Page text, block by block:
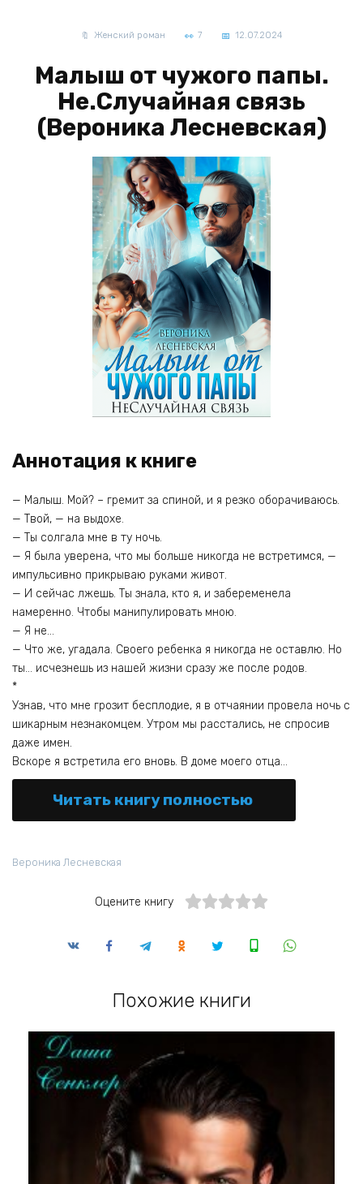
Женский роман 7 12.07.2024
Малыш от чужого папы.
Не.Случайная связь
(Вероника Лесневская)
Аннотация к книге
— Малыш. Мой? – гремит за спиной, и я резко оборачиваюсь.
— Твой, — на выдохе.
— Ты солгала мне в ту ночь.
— Я была уверена, что мы больше никогда не встретимся, —
импульсивно прикрываю руками живот.
— И сейчас лжешь. Ты знала, кто я, и забеременела
намеренно. Чтобы манипулировать мною.
— Я не…
— Что же, угадала. Своего ребенка я никогда не оставлю. Но
ты… исчезнешь из нашей жизни сразу же после родов.
*
Узнав, что мне грозит бесплодие, я в отчаянии провела ночь с
шикарным незнакомцем. Утром мы расстались, не спросив
даже имен.
Вскоре я встретила его вновь. В доме моего отца…
Читать книгу полностью
Вероника Лесневская
Оцените книгу
Похожие книги